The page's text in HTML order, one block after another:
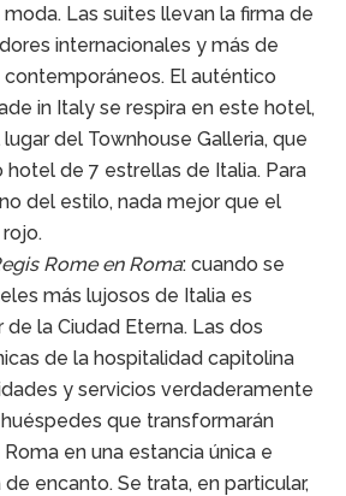
Las suites llevan la firma de
internacionales y más de
El auténtico
in Italy se respira en este hotel,
del Townhouse Galleria, que
hotel de 7 estrellas de Italia. Para
del estilo, nada mejor que el
Rome en Roma: cuando se
más lujosos de Italia es
la Ciudad Eterna. Las dos
de la hospitalidad capitolina
y servicios verdaderamente
que transformarán
en una estancia única e
encanto. Se trata, en particular,